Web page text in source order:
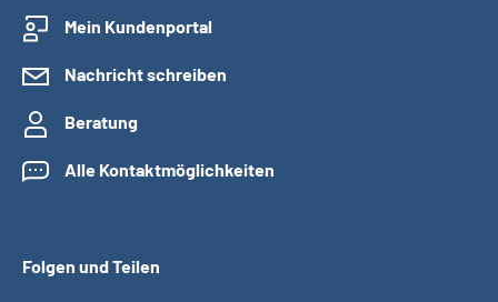
Mein Kundenportal
Nachricht schreiben
Beratung
Alle Kontaktmöglichkeiten
Folgen und Teilen